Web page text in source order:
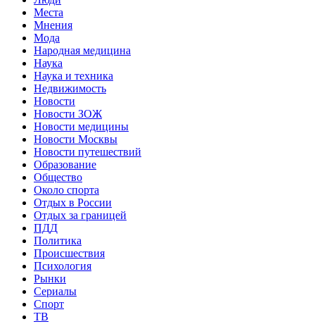
Места
Мнения
Мода
Народная медицина
Наука
Наука и техника
Недвижимость
Новости
Новости ЗОЖ
Новости медицины
Новости Москвы
Новости путешествий
Образование
Общество
Около спорта
Отдых в России
Отдых за границей
ПДД
Политика
Происшествия
Психология
Рынки
Сериалы
Спорт
ТВ